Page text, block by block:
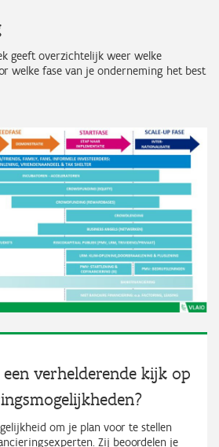
geeft overzichtelijk weer welke
welke fase van je onderneming het best
verhelderende kijk op
om je plan voor te stellen
Zij beoordelen je